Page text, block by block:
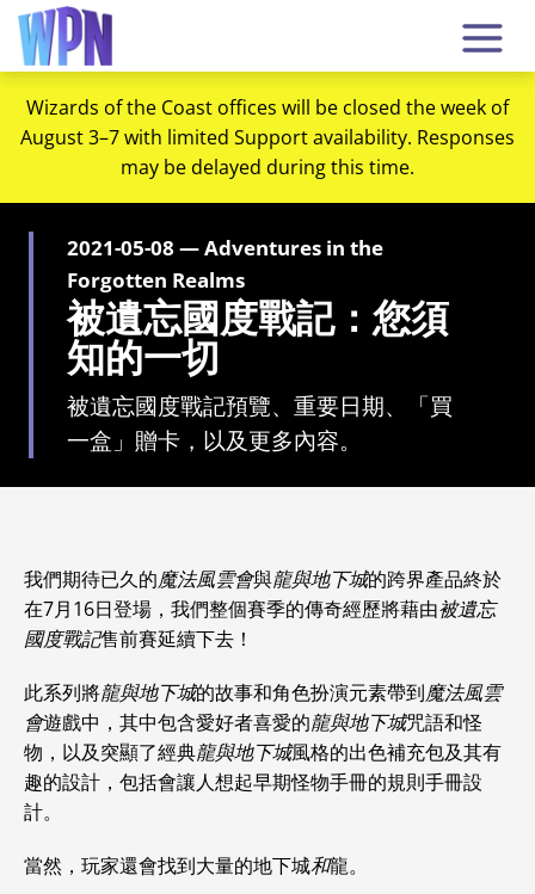
Wizards of the Coast offices will be closed the week of
August 3–7 with limited Support availability. Responses
may be delayed during this time.
2021-05-08 — Adventures in the
Forgotten Realms
被遺忘國度戰記：您須
知的一切
被遺忘國度戰記預覽、重要日期、「買
一盒」贈卡，以及更多內容。
我們期待已久的魔法風雲會與龍與地下城的跨界產品終於
在7月16日登場，我們整個賽季的傳奇經歷將藉由被遺忘
國度戰記售前賽延續下去！
此系列將龍與地下城的故事和角色扮演元素帶到魔法風雲
會遊戲中，其中包含愛好者喜愛的龍與地下城咒語和怪
物，以及突顯了經典龍與地下城風格的出色補充包及其有
趣的設計，包括會讓人想起早期怪物手冊的規則手冊設
計。
當然，玩家還會找到大量的地下城和龍。